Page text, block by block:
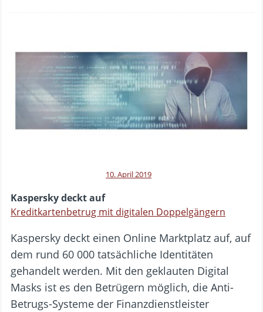
10. April 2019
Kaspersky deckt auf
Kreditkartenbetrug mit digitalen Doppelgängern
Kaspersky deckt einen Online Marktplatz auf, auf
dem rund 60 000 tatsächliche Identitäten
gehandelt werden. Mit den geklauten Digital
Masks ist es den Betrügern möglich, die Anti-
Betrugs-Systeme der Finanzdienstleister